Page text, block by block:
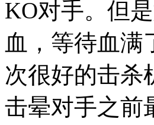
KO对手。但
血，等待血满
次很好的击杀
击晕对手之前